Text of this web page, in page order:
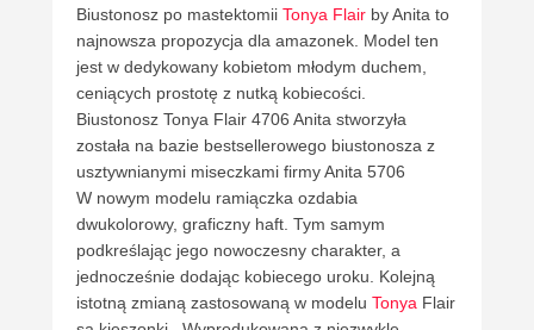
Biustonosz po mastektomii Tonya Flair by Anita to
najnowsza propozycja dla amazonek. Model ten
jest w dedykowany kobietom młodym duchem,
ceniących prostotę z nutką kobiecości.
Biustonosz Tonya Flair 4706 Anita stworzyła
została na bazie bestsellerowego biustonosza z
usztywnianymi miseczkami firmy Anita 5706
W nowym modelu ramiączka ozdabia
dwukolorowy, graficzny haft. Tym samym
podkreślając jego nowoczesny charakter, a
jednocześnie dodając kobiecego uroku. Kolejną
istotną zmianą zastosowaną w modelu Tonya Flair